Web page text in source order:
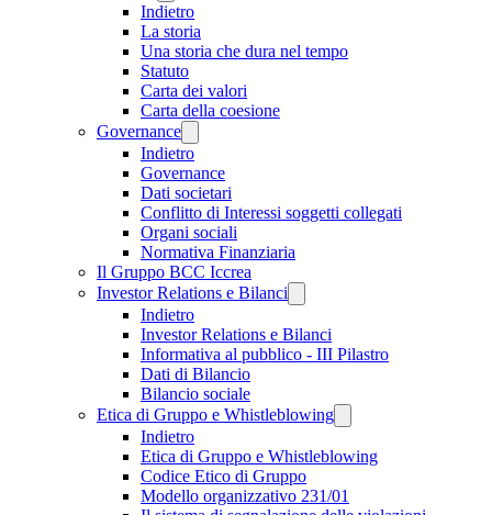
Indietro
La storia
Una storia che dura nel tempo
Statuto
Carta dei valori
Carta della coesione
Governance
Indietro
Governance
Dati societari
Conflitto di Interessi soggetti collegati
Organi sociali
Normativa Finanziaria
Il Gruppo BCC Iccrea
Investor Relations e Bilanci
Indietro
Investor Relations e Bilanci
Informativa al pubblico - III Pilastro
Dati di Bilancio
Bilancio sociale
Etica di Gruppo e Whistleblowing
Indietro
Etica di Gruppo e Whistleblowing
Codice Etico di Gruppo
Modello organizzativo 231/01